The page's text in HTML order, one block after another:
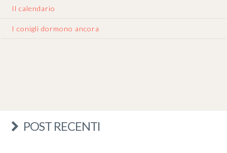
Il calendario
I conigli dormono ancora
POST RECENTI